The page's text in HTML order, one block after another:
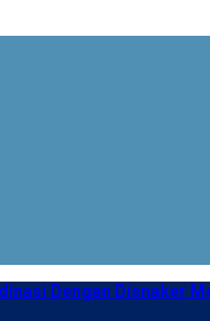
Dengan Disnaker